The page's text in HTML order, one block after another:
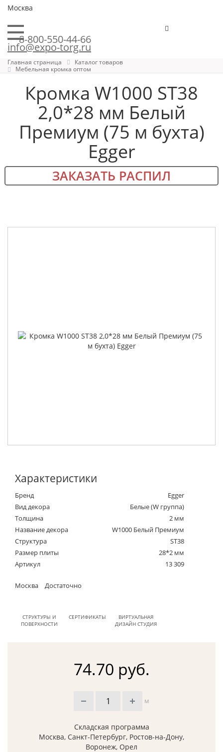
Москва
8-800-550-44-66
info@expo-torg.ru
Главная страница
Каталог товаров
Мебельная кромка оптом
Кромка W1000 ST38
2,0*28 мм Белый
Премиум (75 м бухта)
Egger
ЗАКАЗАТЬ РАСПИЛ
Характеристики
Бренд
Egger
Вид декора
Белые (W группа)
Толщина
2 мм
Название декора
W1000 Белый Премиум
Структура
ST38
Размер плиты
28*2 мм
Артикул
13 309
Москва Достаточно
СТРУКТУРЫ И
ПОВЕРХНОСТИ
СЕРТИФИКАТЫ
ВИРТУАЛЬНАЯ
ДИЗАЙН СТУДИЯ
74.70 руб.
м
Складская программа
Москва, Санкт-Петербург, Ростов-на-Дону,
Воронеж, Орел